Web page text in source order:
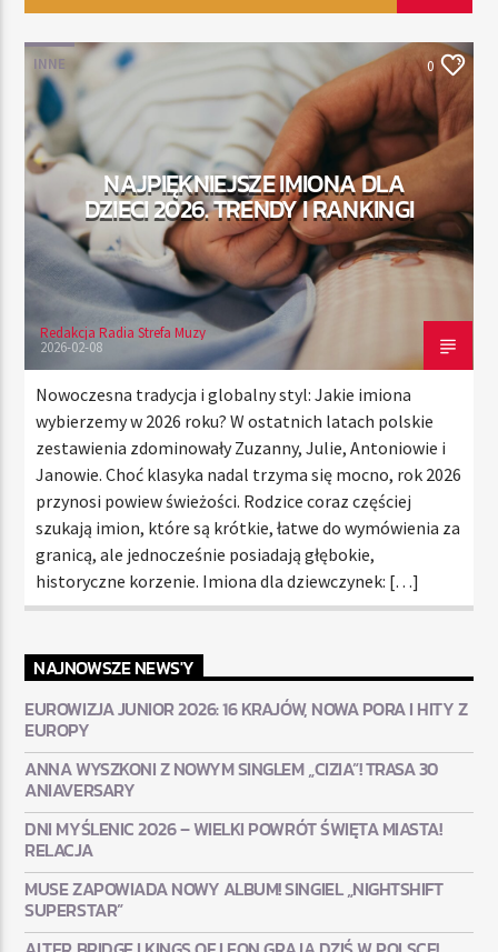
TYTUŁ
ARTYSTA
TERAZ
RADIO STREFA MUZY
00:00 21:00
Radio Strefa Muzy
INNE 0
NAJPIĘKNIEJSZE IMIONA DLA
DZIECI 2026. TRENDY I RANKINGI
Redakcja Radia Strefa Muzy
2026-02-08
Nowoczesna tradycja i globalny styl: Jakie imiona
wybierzemy w 2026 roku? W ostatnich latach polskie
zestawienia zdominowały Zuzanny, Julie, Antoniowie i
Janowie. Choć klasyka nadal trzyma się mocno, rok 2026
przynosi powiew świeżości. Rodzice coraz częściej
szukają imion, które są krótkie, łatwe do wymówienia za
granicą, ale jednocześnie posiadają głębokie,
historyczne korzenie. Imiona dla dziewczynek: […]
NAJNOWSZE NEWS'Y
EUROWIZJA JUNIOR 2026: 16 KRAJÓW, NOWA PORA I HITY Z
EUROPY
ANNA WYSZKONI Z NOWYM SINGLEM „CIZIA”! TRASA 30
ANIAVERSARY
DNI MYŚLENIC 2026 – WIELKI POWRÓT ŚWIĘTA MIASTA!
RELACJA
MUSE ZAPOWIADA NOWY ALBUM! SINGIEL „NIGHTSHIFT
SUPERSTAR”